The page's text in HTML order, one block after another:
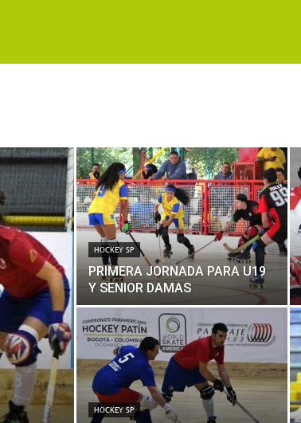
HOCKEY SP
PRIMERA JORNADA PARA U19
Y SENIOR DAMAS
HOCKEY SP